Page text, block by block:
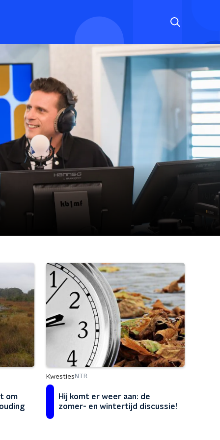
om
Kwesties NTR
Hij komt er weer aan: de
zomer- en wintertijd discussie!